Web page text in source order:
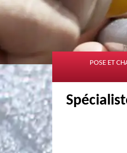
POSE ET